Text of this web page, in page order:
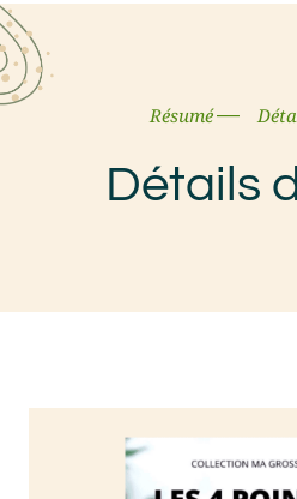
Résumé
Détails